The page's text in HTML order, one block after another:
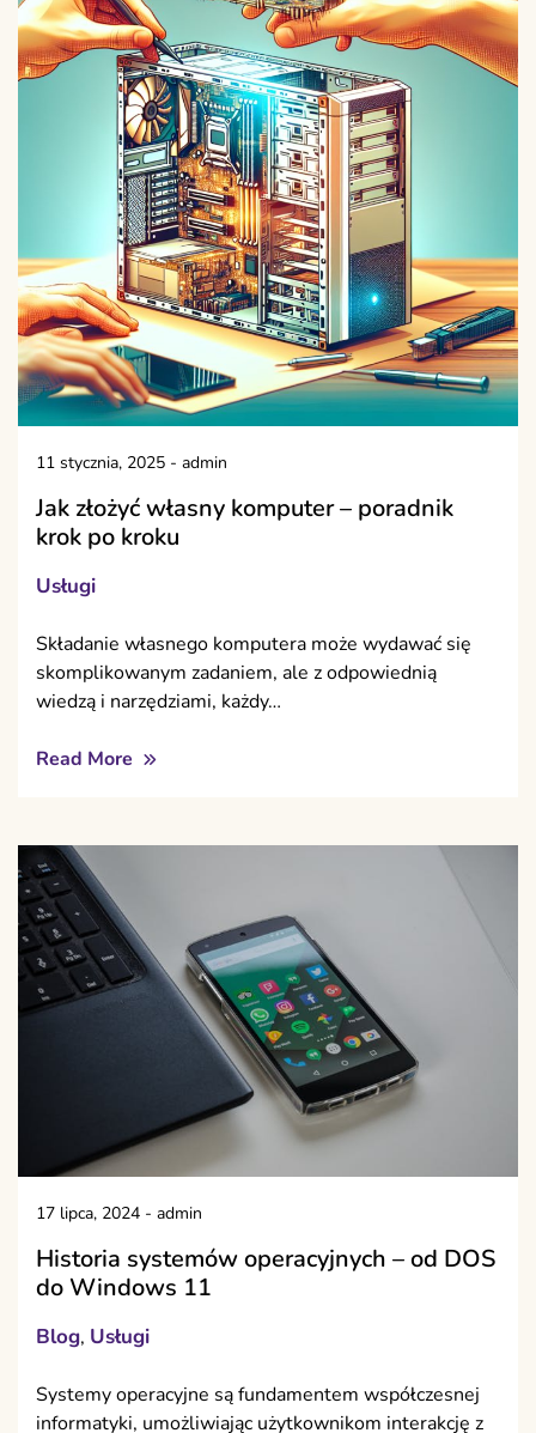
11 stycznia, 2025 - admin
Jak złożyć własny komputer – poradnik
krok po kroku
Usługi
Składanie własnego komputera może wydawać się
skomplikowanym zadaniem, ale z odpowiednią
wiedzą i narzędziami, każdy…
Read More
17 lipca, 2024 - admin
Historia systemów operacyjnych – od DOS
do Windows 11
Blog, Usługi
Systemy operacyjne są fundamentem współczesnej
informatyki, umożliwiając użytkownikom interakcję z